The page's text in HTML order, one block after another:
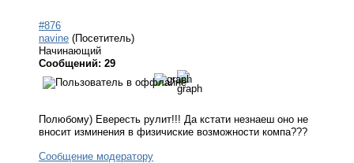
#876
navine (Посетитель)
Начинающий
Сообщений: 29
Полюбому) Евересть рулит!!! Да кстати незнаеш оно не
вносит изминения в физичиские возможности компа???
Сообщение модератору